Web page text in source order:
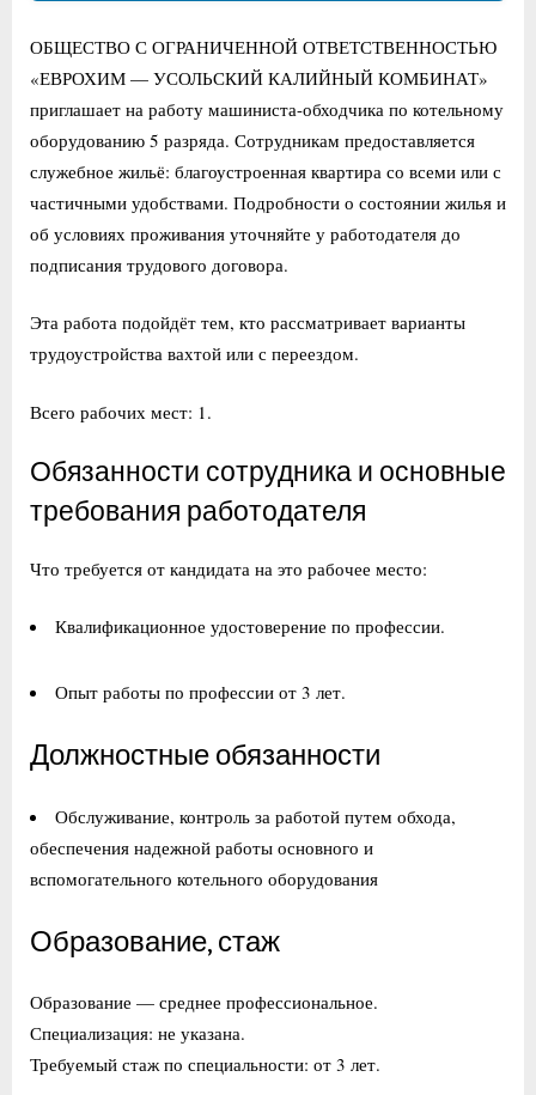
ОБЩЕСТВО С ОГРАНИЧЕННОЙ ОТВЕТСТВЕННОСТЬЮ
«ЕВРОХИМ — УСОЛЬСКИЙ КАЛИЙНЫЙ КОМБИНАТ»
приглашает на работу машиниста-обходчика по котельному
оборудованию 5 разряда. Сотрудникам предоставляется
служебное жильё: благоустроенная квартира со всеми или с
частичными удобствами. Подробности о состоянии жилья и
об условиях проживания уточняйте у работодателя до
подписания трудового договора.
Эта работа подойдёт тем, кто рассматривает варианты
трудоустройства вахтой или с переездом.
Всего рабочих мест: 1.
Обязанности сотрудника и основные
требования работодателя
Что требуется от кандидата на это рабочее место:
Квалификационное удостоверение по профессии.
Опыт работы по профессии от 3 лет.
Должностные обязанности
Обслуживание, контроль за работой путем обхода,
обеспечения надежной работы основного и
вспомогательного котельного оборудования
Образование, стаж
Образование — среднее профессиональное.
Специализация: не указана.
Требуемый стаж по специальности: от 3 лет.